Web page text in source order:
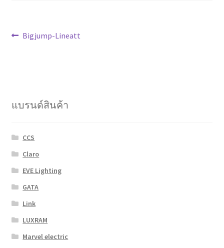
รับเหมาออกแบบติดตั้ง
แนะแนว
Previous
Bigjump-Lineatt
แบรนด์สินค้า
CCS
Claro
EVE Lighting
GATA
Link
LUXRAM
Marvel electric